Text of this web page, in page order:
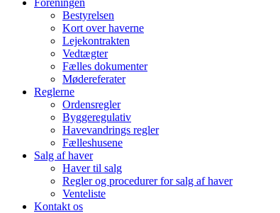
Foreningen
Bestyrelsen
Kort over haverne
Lejekontrakten
Vedtægter
Fælles dokumenter
Mødereferater
Reglerne
Ordensregler
Byggeregulativ
Havevandrings regler
Fælleshusene
Salg af haver
Haver til salg
Regler og procedurer for salg af haver
Venteliste
Kontakt os